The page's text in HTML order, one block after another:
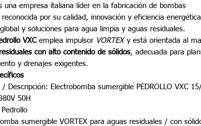
una empresa italiana líder en la fabricación de bombas
por su calidad, innovación y eficiencia
y soluciones para agua limpia y aguas residuales.
VXCemplea impulsor VORTEXy está orientada al
con alto contenido de sólidos, adecuada para
y drenajes exigentes.
/ Descripción: Electrobomba sumergible PEDROLLO VXC
50H
sumergible VORTEX para aguas residuales / con